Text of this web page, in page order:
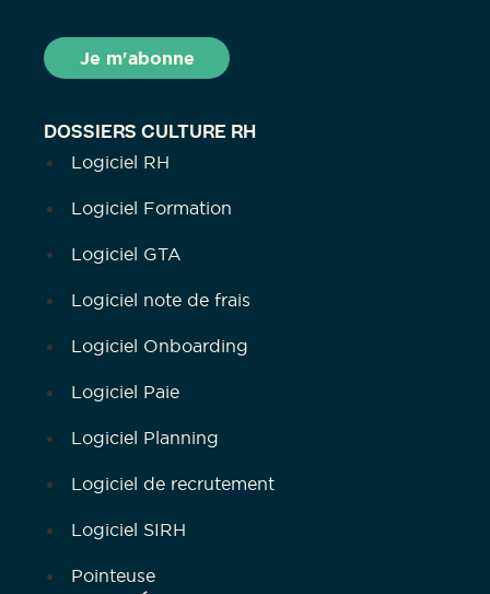
DOSSIERS CULTURE RH
Logiciel RH
Logiciel Formation
Logiciel GTA
Logiciel note de frais
Logiciel Onboarding
Logiciel Paie
Logiciel Planning
Logiciel de recrutement
Logiciel SIRH
Pointeuse